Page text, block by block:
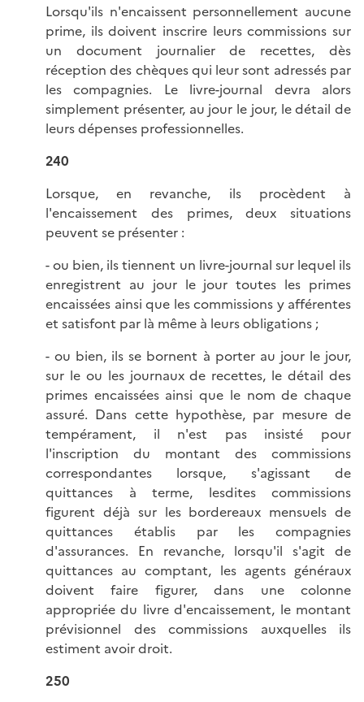
Lorsqu'ils n'encaissent personnellement aucune
prime, ils doivent inscrire leurs commissions sur
un document journalier de recettes, dès
réception des chèques qui leur sont adressés par
les compagnies. Le livre-journal devra alors
simplement présenter, au jour le jour, le détail de
leurs dépenses professionnelles.
240
Lorsque, en revanche, ils procèdent à
l'encaissement des primes, deux situations
peuvent se présenter :
- ou bien, ils tiennent un livre-journal sur lequel ils
enregistrent au jour le jour toutes les primes
encaissées ainsi que les commissions y afférentes
et satisfont par là même à leurs obligations ;
- ou bien, ils se bornent à porter au jour le jour,
sur le ou les journaux de recettes, le détail des
primes encaissées ainsi que le nom de chaque
assuré. Dans cette hypothèse, par mesure de
tempérament, il n'est pas insisté pour
l'inscription du montant des commissions
correspondantes lorsque, s'agissant de
quittances à terme, lesdites commissions
figurent déjà sur les bordereaux mensuels de
quittances établis par les compagnies
d'assurances. En revanche, lorsqu'il s'agit de
quittances au comptant, les agents généraux
doivent faire figurer, dans une colonne
appropriée du livre d'encaissement, le montant
prévisionnel des commissions auxquelles ils
estiment avoir droit.
250